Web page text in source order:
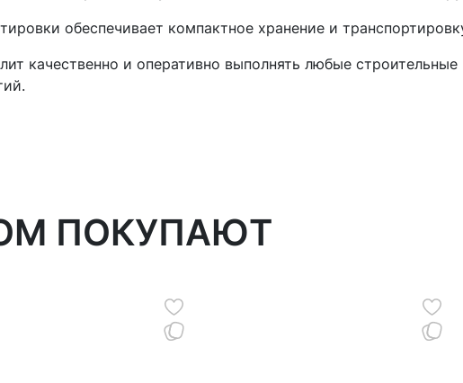
обеспечивает компактное хранение и
качественно и оперативно выполнять любые
ПОКУПАЮТ